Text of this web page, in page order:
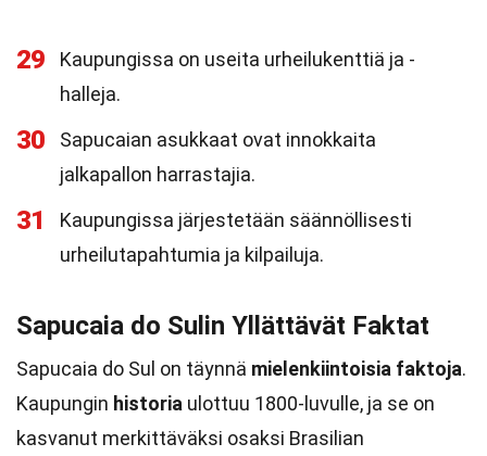
29
Kaupungissa on useita urheilukenttiä ja -
halleja.
30
Sapucaian asukkaat ovat innokkaita
jalkapallon harrastajia.
31
Kaupungissa järjestetään säännöllisesti
urheilutapahtumia ja kilpailuja.
Sapucaia do Sulin Yllättävät Faktat
Sapucaia do Sul on täynnä mielenkiintoisia faktoja.
Kaupungin historia ulottuu 1800-luvulle, ja se on
kasvanut merkittäväksi osaksi Brasilian